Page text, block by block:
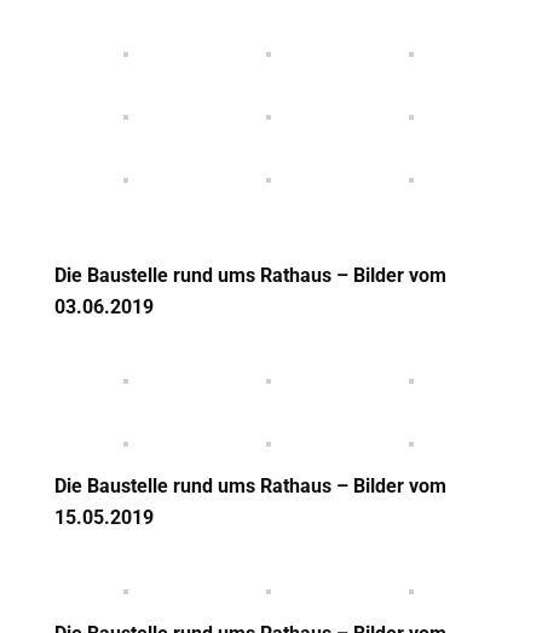
Die Baustelle rund ums Rathaus – Bilder vom
03.06.2019
Die Baustelle rund ums Rathaus – Bilder vom
15.05.2019